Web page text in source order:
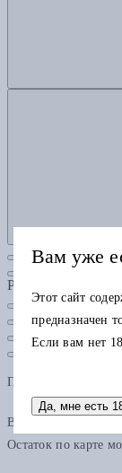
Рубрики
Подарочная карта
В одном заказе
Остаток по карте
Вам уже
Этот сайт
предназначен
Если вам нет
Да, мне есть